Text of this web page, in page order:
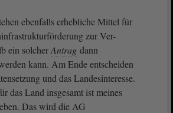
ebenfalls erhebliche Mittel für
zur Ver-
ein solcherAntrag dann
kann. Am Ende entscheiden
und das Landesinteresse.
das Land insgesamt ist meines
Das wird die AG